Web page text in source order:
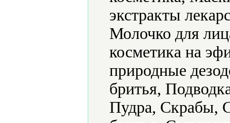
экстракты
Молочко для
косметика на
природные
бритья,
Пудра, Скрабы,